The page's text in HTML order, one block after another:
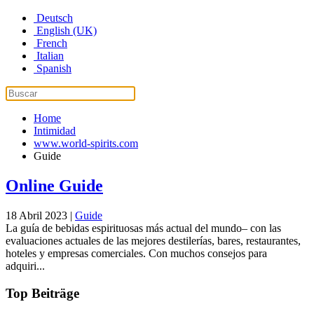
Deutsch
English (UK)
French
Italian
Spanish
Home
Intimidad
www.world-spirits.com
Guide
Online Guide
18 Abril 2023 | Guide
La guía de bebidas espirituosas más actual del mundo– con las
evaluaciones actuales de las mejores destilerías, bares, restaurantes,
hoteles y empresas comerciales. Con muchos consejos para
adquiri...
Top Beiträge